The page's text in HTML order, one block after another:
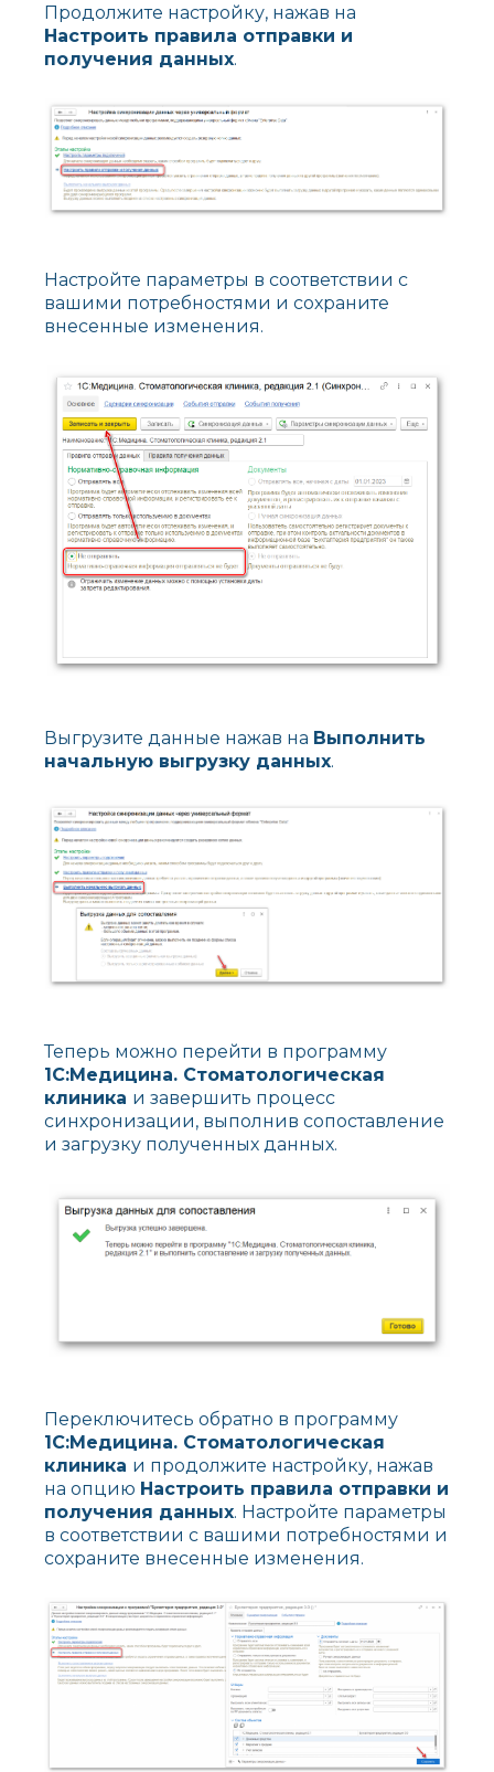
Продолжите настройку, нажав на
Настроить правила отправки и
получения данных.
Настройте параметры в соответствии с
вашими потребностями и сохраните
внесенные изменения.
Выгрузите данные нажав на Выполнить
начальную выгрузку данных.
Теперь можно перейти в программу
1С:Медицина. Стоматологическая
клиника и завершить процесс
синхронизации, выполнив сопоставление
и загрузку полученных данных.
Переключитесь обратно в программу
1С:Медицина. Стоматологическая
клиника и продолжите настройку, нажав
на опцию Настроить правила отправки и
получения данных. Настройте параметры
в соответствии с вашими потребностями и
сохраните внесенные изменения.